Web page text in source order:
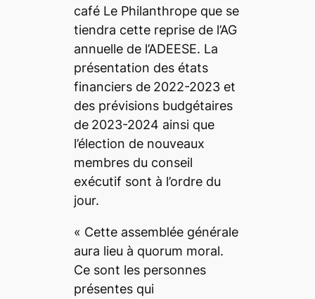
café Le Philanthrope que se
tiendra cette reprise de l’AG
annuelle de l’ADEESE. La
présentation des états
financiers de 2022-2023 et
des prévisions budgétaires
de 2023-2024 ainsi que
l’élection de nouveaux
membres du conseil
exécutif sont à l’ordre du
jour.
« Cette assemblée générale
aura lieu à quorum moral.
Ce sont les personnes
présentes qui